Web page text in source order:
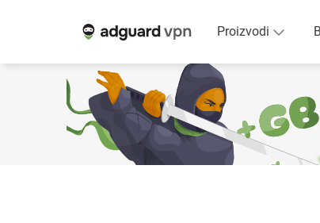
Proizvodi